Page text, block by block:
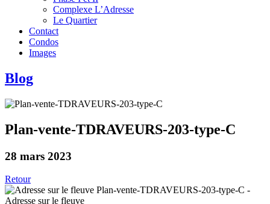
Complexe L’Adresse
Le Quartier
Contact
Condos
Images
Blog
Plan-vente-TDRAVEURS-203-type-C
28 mars 2023
Retour